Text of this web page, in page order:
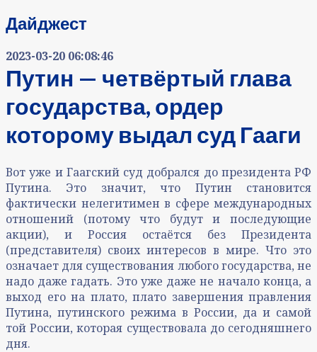
Дайджест
2023-03-20 06:08:46
Путин — четвёртый глава
государства, ордер
которому выдал суд Гааги
Вот уже и Гаагский суд добрался до президента РФ
Путина. Это значит, что Путин становится
фактически нелегитимен в сфере международных
отношений (потому что будут и последующие
акции), и Россия остаётся без Президента
(представителя) своих интересов в мире. Что это
означает для существования любого государства, не
надо даже гадать. Это уже даже не начало конца, а
выход его на плато, плато завершения правления
Путина, путинского режима в России, да и самой
той России, которая существовала до сегодняшнего
дня.